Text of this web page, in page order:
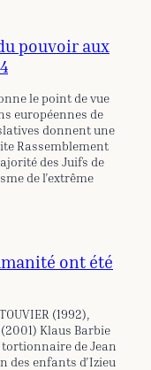
pouvoir aux
le point de vue
européennes de
donnent une
Rassemblement
des Juifs de
de l’extrême
ont été
(1992),
(2001) Klaus Barbie
tortionnaire de Jean
des enfants d’Izieu